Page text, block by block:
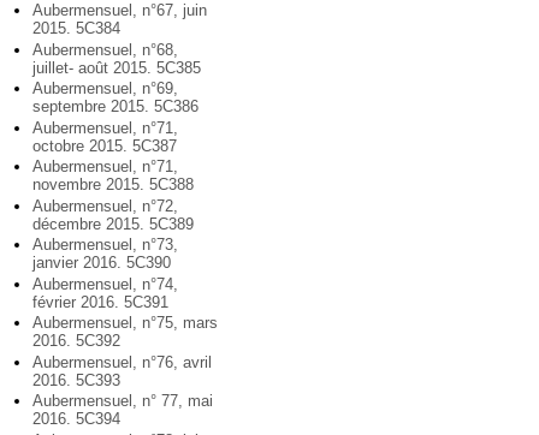
Aubermensuel, n°67, juin
2015. 5C384
Aubermensuel, n°68,
juillet- août 2015. 5C385
Aubermensuel, n°69,
septembre 2015. 5C386
Aubermensuel, n°71,
octobre 2015. 5C387
Aubermensuel, n°71,
novembre 2015. 5C388
Aubermensuel, n°72,
décembre 2015. 5C389
Aubermensuel, n°73,
janvier 2016. 5C390
Aubermensuel, n°74,
février 2016. 5C391
Aubermensuel, n°75, mars
2016. 5C392
Aubermensuel, n°76, avril
2016. 5C393
Aubermensuel, n° 77, mai
2016. 5C394